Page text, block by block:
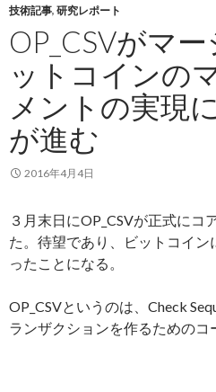
技術記事, 研究レポート
OP_CSVがマ
ットコインの
メントの実現
が進む
2016年4月4日
３月末日にOP_CSVが正式に
た。待望であり、ビットコイ
ったことになる。
OP_CSVというのは、Check
ランザクションを作るためのコ